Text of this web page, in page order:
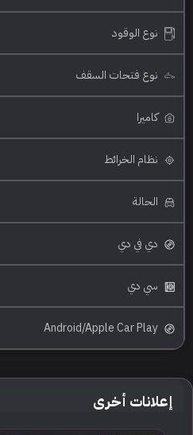
نوع الوقود
نوع فتحات السقف
كاميرا
نظام الخرائط
الحالة
دي في دي
سي دي
Android/Apple Car Play
إعلانات أخرى